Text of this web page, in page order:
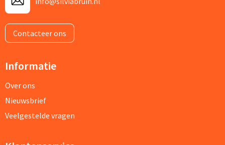
Contacteer ons
Informatie
Over ons
Nieuwsbrief
Veelgestelde vragen